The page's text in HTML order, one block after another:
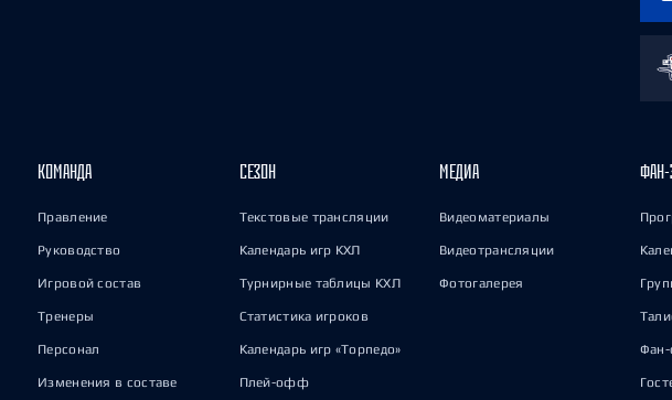
КОМАНДА
Правление
Руководство
Игровой состав
Тренеры
Персонал
Изменения в составе
СЕЗОН
Текстовые трансляции
Календарь игр КХЛ
Турнирные таблицы КХЛ
Статистика игроков
Календарь игр «Торпедо»
Плей-офф
МЕДИА
Видеоматериалы
Видеотрансляции
Фотогалерея
ФАН-
Фан-